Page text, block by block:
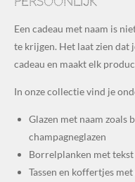
Een cadeau met naam is
te krijgen. Het laat zien dat
cadeau en maakt elk
In onze collectie vind je
Glazen met naam zoals
champagneglazen
Borrelplanken met tekst
Tassen en koffertjes met